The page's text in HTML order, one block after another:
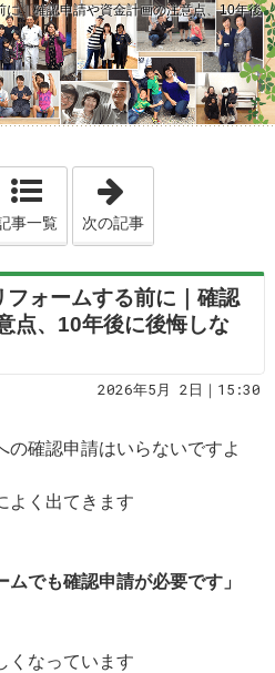
｜確認申請や資金計画の注意点、10年後
20260501 エイハウス21期目のスタ
事一覧 次の記事
ォームする前に｜確認
点、10年後に後悔しな
2026年5月 2日｜15:30
の確認申請はいらないですよ
よく出てきます
ムでも確認申請が必要です」
くなっています